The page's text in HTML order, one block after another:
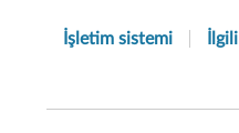
İşletim sistemi